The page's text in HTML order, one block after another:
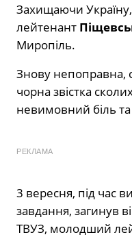
Захищаючи
лейтенант
Миропіль.
Знову непоправна,
чорна звістка
невимовний біль
РЕКЛАМА
3 вересня, під час
завдання, загинув
ТВУЗ, молодший